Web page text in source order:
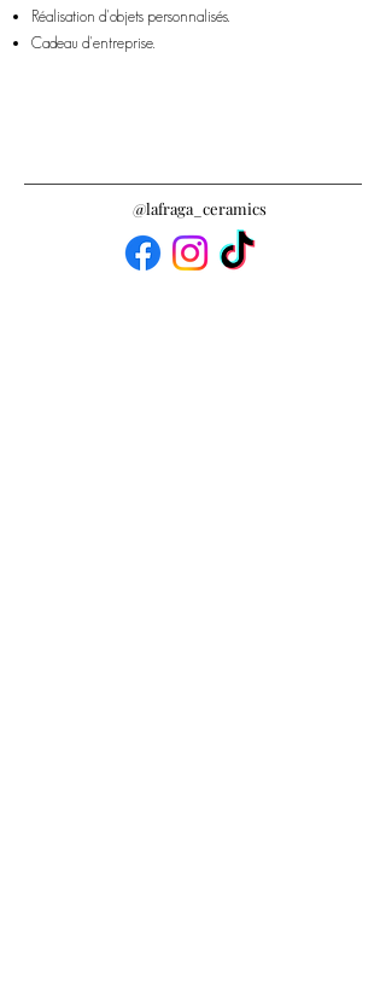
Réalisation d'objets personnalisés.
Cadeau d'entreprise.
@lafraga_ceramics